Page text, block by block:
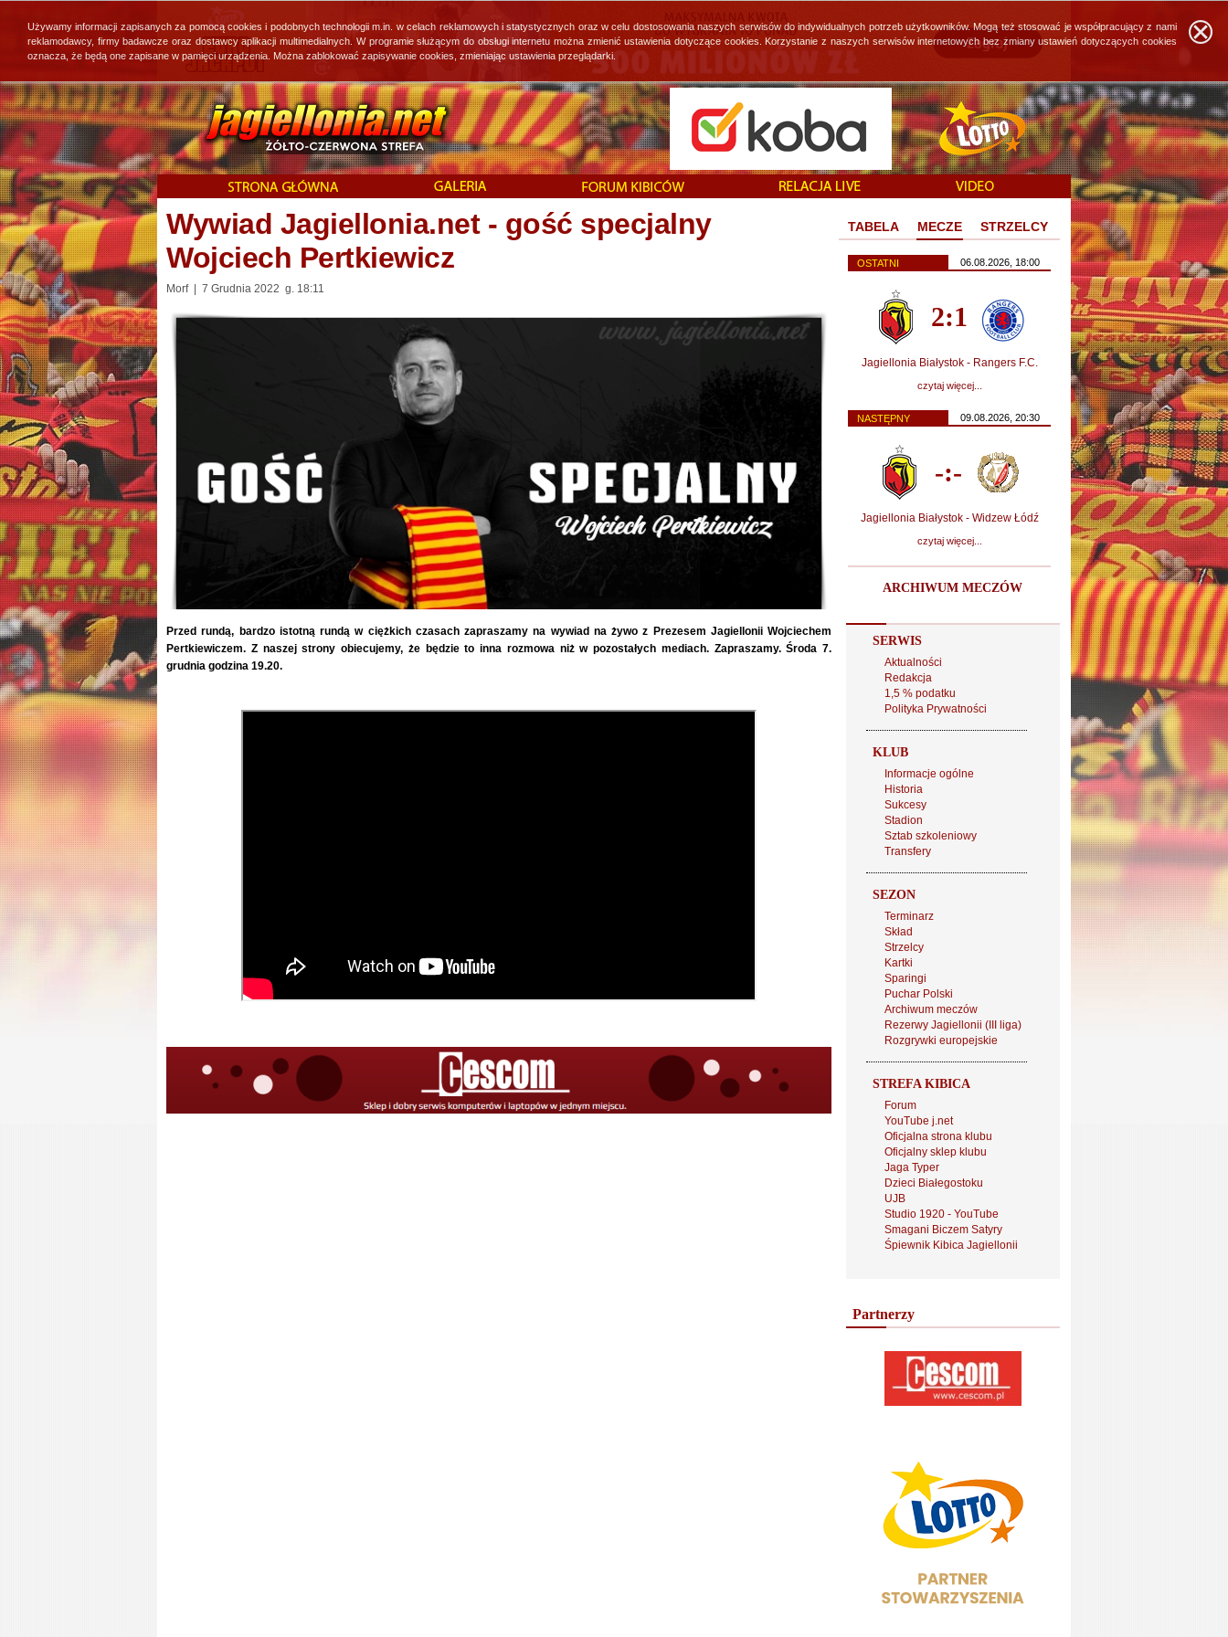
Wywiad Jagiellonia.net - gość specjalny
Wojciech Pertkiewicz
Morf | 7 Grudnia 2022 g. 18:11
Przed rundą, bardzo istotną rundą w ciężkich czasach zapraszamy na wywiad na żywo z Prezesem Jagiellonii Wojciechem
Pertkiewiczem. Z naszej strony obiecujemy, że będzie to inna rozmowa niż w pozostałych mediach. Zapraszamy. Środa 7.
grudnia godzina 19.20.
TABELA MECZE STRZELCY
OSTATNI 06.08.2026, 18:00
2:1
Jagiellonia Białystok - Rangers F.C.
czytaj więcej...
NASTĘPNY 09.08.2026, 20:30
-:-
Jagiellonia Białystok - Widzew Łódź
czytaj więcej...
ARCHIWUM MECZÓW
SERWIS
Aktualności
Redakcja
1,5 % podatku
Polityka Prywatności
KLUB
Informacje ogólne
Historia
Sukcesy
Stadion
Sztab szkoleniowy
Transfery
SEZON
Terminarz
Skład
Strzelcy
Kartki
Sparingi
Puchar Polski
Archiwum meczów
Rezerwy Jagiellonii (III liga)
Rozgrywki europejskie
STREFA KIBICA
Forum
YouTube j.net
Oficjalna strona klubu
Oficjalny sklep klubu
Jaga Typer
Dzieci Białegostoku
UJB
Studio 1920 - YouTube
Smagani Biczem Satyry
Śpiewnik Kibica Jagiellonii
Partnerzy
Używamy informacji zapisanych za pomocą cookies i podobnych technologii m.in. w celach reklamowych i statystycznych oraz w celu dostosowania naszych serwisów do indywidualnych potrzeb użytkowników. Mogą też stosować je współpracujący z nami
reklamodawcy, firmy badawcze oraz dostawcy aplikacji multimedialnych. W programie służącym do obsługi internetu można zmienić ustawienia dotyczące cookies. Korzystanie z naszych serwisów internetowych bez zmiany ustawień dotyczących cookies
oznacza, że będą one zapisane w pamięci urządzenia. Można zablokować zapisywanie cookies, zmieniając ustawienia przeglądarki.